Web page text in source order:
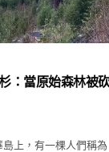
：當原始森林被
上，有一棵人們稱